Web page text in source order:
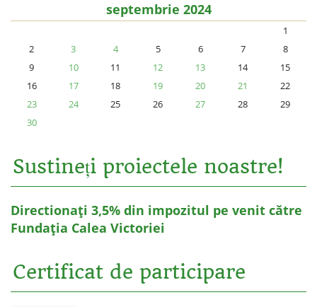
septembrie 2024
1
2
3 4 5 6 7
8
9
10 11 12 13 14
15
16
17 18 19 20 21
22
23
24 25 26 27 28
29
30
Sustineți proiectele noastre!
Directionați 3,5% din impozitul pe venit către
Fundația Calea Victoriei
Certificat de participare